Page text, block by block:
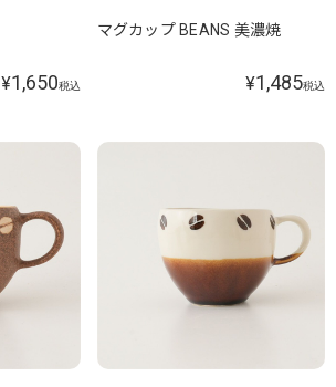
¥1,650税込
マグカップ BEANS 美濃焼
¥1,485税込